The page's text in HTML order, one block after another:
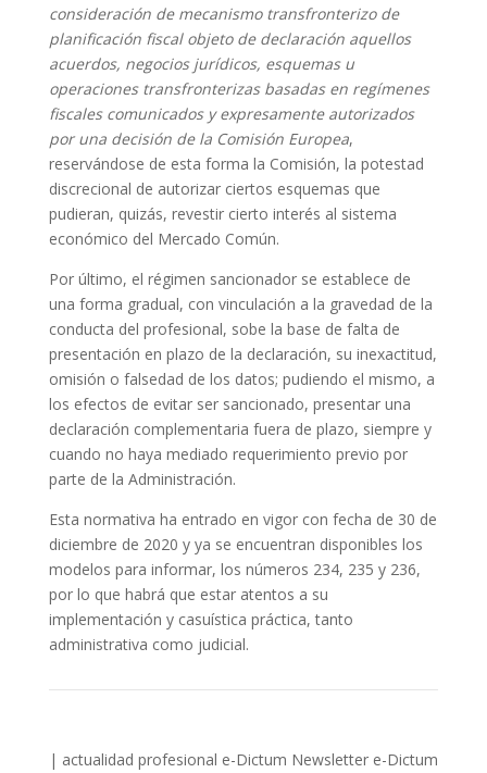
consideración de mecanismo transfronterizo de
planificación fiscal objeto de declaración aquellos
acuerdos, negocios jurídicos, esquemas u
operaciones transfronterizas basadas en regímenes
fiscales comunicados y expresamente autorizados
por una decisión de la Comisión Europea,
reservándose de esta forma la Comisión, la potestad
discrecional de autorizar ciertos esquemas que
pudieran, quizás, revestir cierto interés al sistema
económico del Mercado Común.
Por último, el régimen sancionador se establece de
una forma gradual, con vinculación a la gravedad de la
conducta del profesional, sobe la base de falta de
presentación en plazo de la declaración, su inexactitud,
omisión o falsedad de los datos; pudiendo el mismo, a
los efectos de evitar ser sancionado, presentar una
declaración complementaria fuera de plazo, siempre y
cuando no haya mediado requerimiento previo por
parte de la Administración.
Esta normativa ha entrado en vigor con fecha de 30 de
diciembre de 2020 y ya se encuentran disponibles los
modelos para informar, los números 234, 235 y 236,
por lo que habrá que estar atentos a su
implementación y casuística práctica, tanto
administrativa como judicial.
| actualidad profesional e-Dictum Newsletter e-Dictum